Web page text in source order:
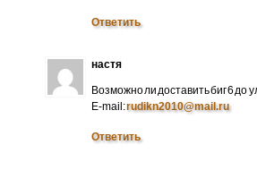
Ответить
настя
Возможно ли доставить биг 6 до
E-mail:rudikn2010@mail.ru
Ответить